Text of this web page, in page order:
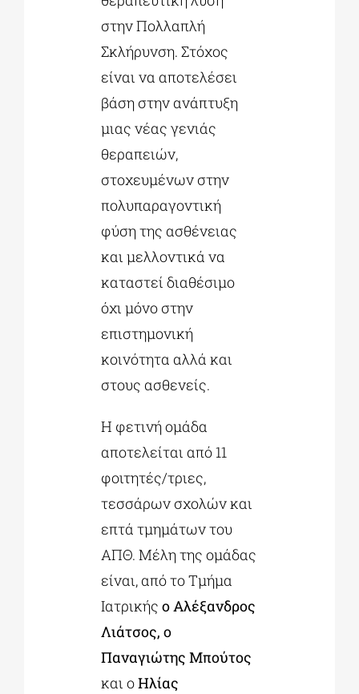
στην Πολλαπλή
Σκλήρυνση. Στόχος
είναι να αποτελέσει
βάση στην ανάπτυξη
μιας νέας γενιάς
θεραπειών,
στοχευμένων στην
πολυπαραγοντική
φύση της ασθένειας
και μελλοντικά να
καταστεί διαθέσιμο
όχι μόνο στην
επιστημονική
κοινότητα αλλά και
στους ασθενείς.
Η φετινή ομάδα
αποτελείται από 11
φοιτητές/τριες,
τεσσάρων σχολών και
επτά τμημάτων του
ΑΠΘ. Μέλη της ομάδας
είναι, από το Τμήμα
Ιατρικής ο Αλέξανδρος
Λιάτσος, ο
Παναγιώτης Μπούτος
και οΗλίας